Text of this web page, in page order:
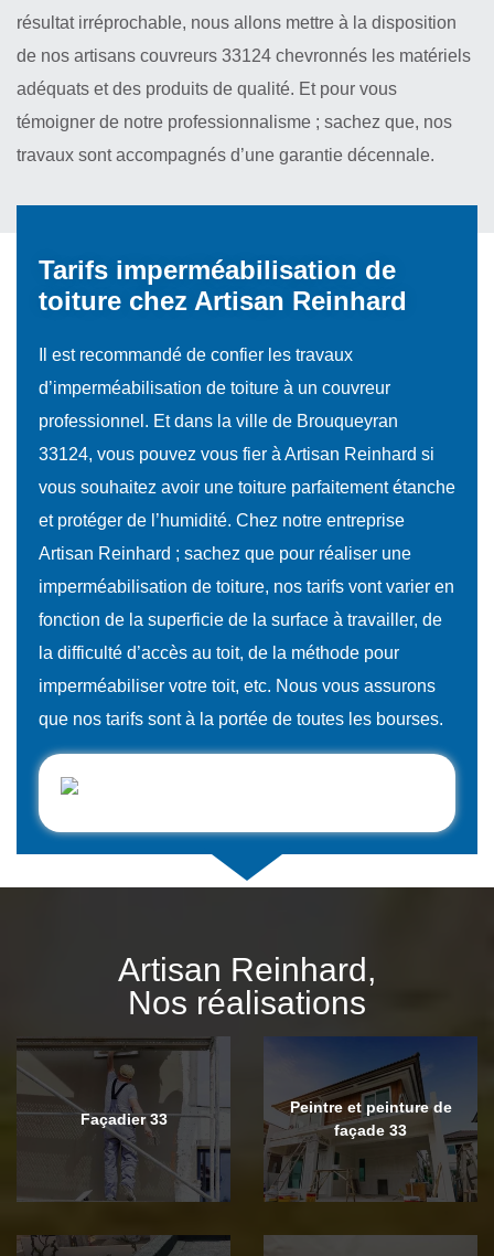
résultat irréprochable, nous allons mettre à la disposition
de nos artisans couvreurs 33124 chevronnés les matériels
adéquats et des produits de qualité. Et pour vous
témoigner de notre professionnalisme ; sachez que, nos
travaux sont accompagnés d’une garantie décennale.
Tarifs imperméabilisation de
toiture chez Artisan Reinhard
Il est recommandé de confier les travaux
d’imperméabilisation de toiture à un couvreur
professionnel. Et dans la ville de Brouqueyran
33124, vous pouvez vous fier à Artisan Reinhard si
vous souhaitez avoir une toiture parfaitement étanche
et protéger de l’humidité. Chez notre entreprise
Artisan Reinhard ; sachez que pour réaliser une
imperméabilisation de toiture, nos tarifs vont varier en
fonction de la superficie de la surface à travailler, de
la difficulté d’accès au toit, de la méthode pour
imperméabiliser votre toit, etc. Nous vous assurons
que nos tarifs sont à la portée de toutes les bourses.
Artisan Reinhard,
Nos réalisations
Façadier 33
Peintre et peinture de
façade 33